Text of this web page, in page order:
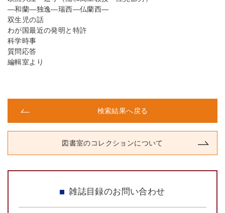
―和蘭―独逸―瑞西―仏蘭西―
双生児の話
わが国最近の発明と特許
科学時事
質問応答
編輯室より
検索結果へ戻る
図書室のコレクションについて
雑誌目録のお問い合わせ